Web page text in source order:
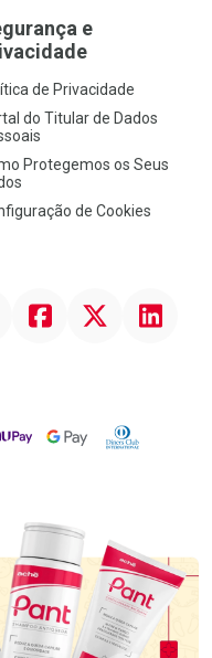
e
de Privacidade
do Titular de Dados
Protegemos os Seus
de Cookies
Facebook Linkedin
Google PayDiners Club